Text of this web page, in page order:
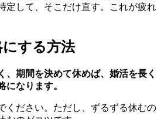
定して、そこだけ直す。これが疲れ
にする方法
、期間を決めて休めば、婚活を長く
になります。
ください。ただし、ずるずる休むの